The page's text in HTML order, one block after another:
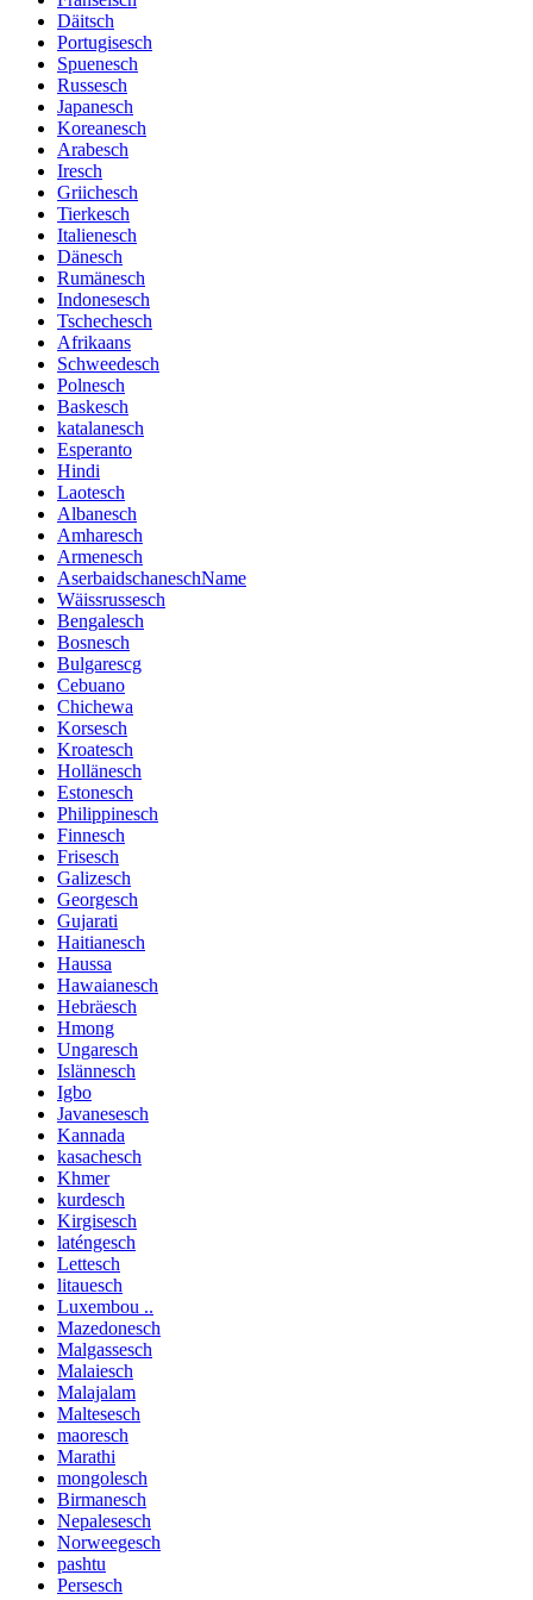
Däitsch
Portugisesch
Spuenesch
Russesch
Japanesch
Koreanesch
Arabesch
Iresch
Griichesch
Tierkesch
Italienesch
Dänesch
Rumänesch
Indonesesch
Tschechesch
Afrikaans
Schweedesch
Polnesch
Baskesch
katalanesch
Esperanto
Hindi
Laotesch
Albanesch
Amharesch
Armenesch
AserbaidschaneschName
Wäissrussesch
Bengalesch
Bosnesch
Bulgarescg
Cebuano
Chichewa
Korsesch
Kroatesch
Hollänesch
Estonesch
Philippinesch
Finnesch
Frisesch
Galizesch
Georgesch
Gujarati
Haitianesch
Haussa
Hawaianesch
Hebräesch
Hmong
Ungaresch
Islännesch
Igbo
Javanesesch
Kannada
kasachesch
Khmer
kurdesch
Kirgisesch
laténgesch
Lettesch
litauesch
Luxembou ..
Mazedonesch
Malgassesch
Malaiesch
Malajalam
Maltesesch
maoresch
Marathi
mongolesch
Birmanesch
Nepalesesch
Norweegesch
pashtu
Persesch